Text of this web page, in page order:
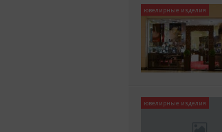
ювелирные изделия
ювелирные изделия